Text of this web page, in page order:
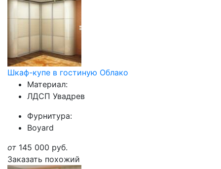
Шкаф-купе в гостиную Облако
Материал:
ЛДСП Увадрев
Фурнитура:
Boyard
от 145 000 руб.
Заказать похожий